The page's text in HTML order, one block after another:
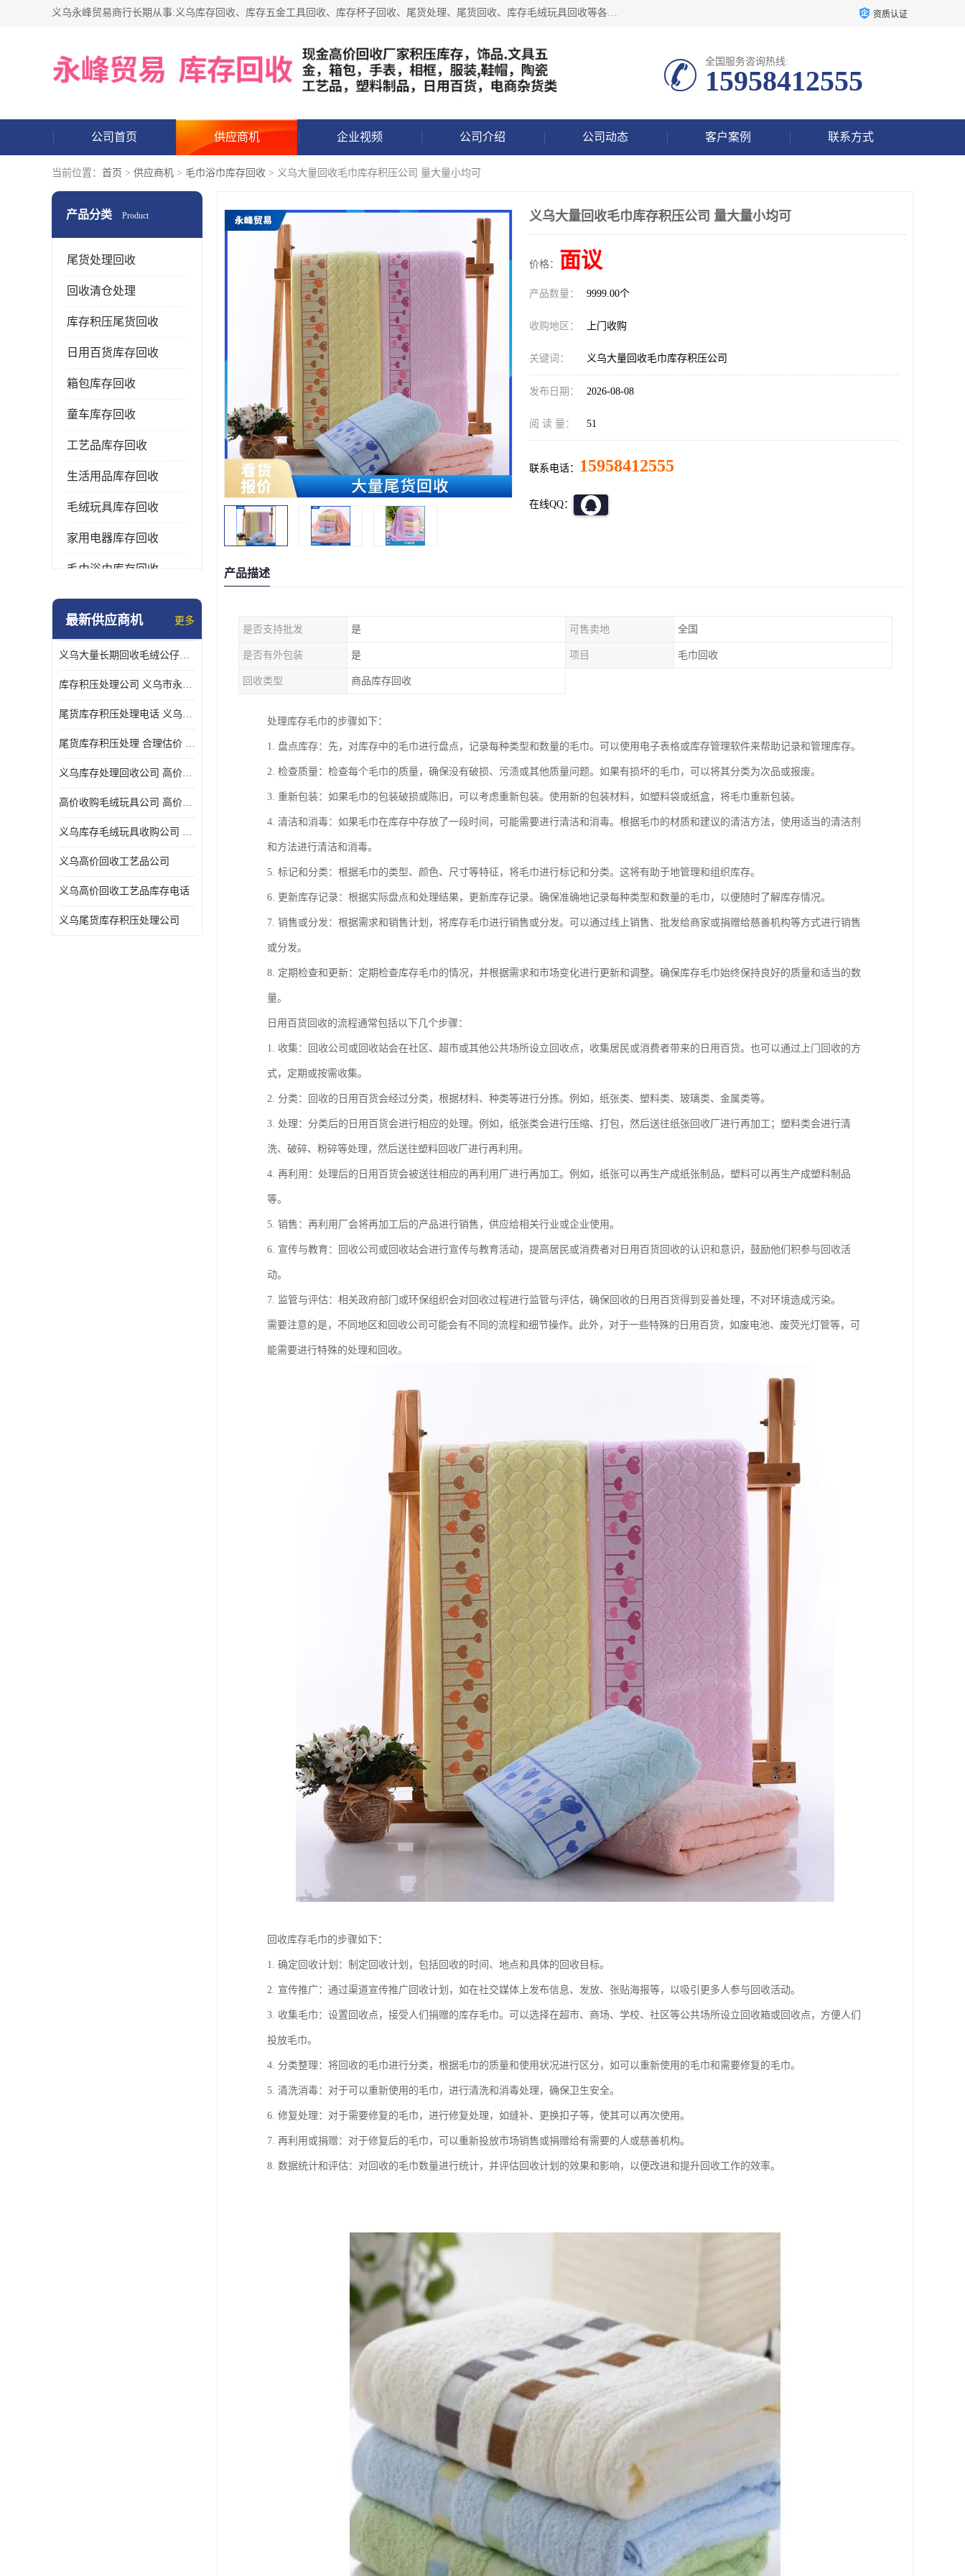
义乌永峰贸易商行长期从事:义乌库存回收、库存五金工具回收、库存杯子回收、尾货处理、尾货回收、库存毛绒玩具回收等各类产品库存回收，我们一直秉承：“，专业收购，价格从优，互惠互利，现金交易，价格公道”七大原则。欢迎有库存处理的老板来电洽谈! 资质认证
全国服务咨询热线:
15958412555
公司首页 供应商机 企业视频 公司介绍 公司动态 客户案例 联系方式
当前位置： 首页 > 供应商机 > 毛巾浴巾库存回收 > 义乌大量回收毛巾库存积压公司 量大量小均可
产品分类 Product
尾货处理回收
回收清仓处理
库存积压尾货回收
日用百货库存回收
箱包库存回收
童车库存回收
工艺品库存回收
生活用品库存回收
毛绒玩具库存回收
家用电器库存回收
毛巾浴巾库存回收
水杯保温杯库存回收
五金工具库存回收
库存厨具回收
最新供应商机 更多
义乌大量长期回收毛绒公仔公司 高价回收库存积压 高价回收 欢迎电话咨询
库存积压处理公司 义乌市永峰贸易商行
尾货库存积压处理电话 义乌市永峰贸易商行
尾货库存积压处理 合理估价 量大量小均可
义乌库存处理回收公司 高价回收库存积压 大量尾货回收
高价收购毛绒玩具公司 高价回收库存积压 回收库存 二手勿扰
义乌库存毛绒玩具收购公司 高价回收库存积压 义乌市永峰贸易商行
义乌高价回收工艺品公司
义乌高价回收工艺品库存电话
义乌尾货库存积压处理公司
义乌大量回收毛巾库存积压公司 量大量小均可
价格： 面议
产品数量： 9999.00个
收购地区： 上门收购
关键词： 义乌大量回收毛巾库存积压公司
发布日期： 2026-08-08
阅 读 量： 51
联系电话： 15958412555
在线QQ：
产品描述
是否支持批发 是 可售卖地 全国
是否有外包装 是 项目 毛巾回收
回收类型 商品库存回收
处理库存毛巾的步骤如下：
1. 盘点库存：先，对库存中的毛巾进行盘点，记录每种类型和数量的毛巾。可以使用电子表格或库存管理软件来帮助记录和管理库存。
2. 检查质量：检查每个毛巾的质量，确保没有破损、污渍或其他质量问题。如果有损坏的毛巾，可以将其分类为次品或报废。
3. 重新包装：如果毛巾的包装破损或陈旧，可以考虑重新包装。使用新的包装材料，如塑料袋或纸盒，将毛巾重新包装。
4. 清洁和消毒：如果毛巾在库存中存放了一段时间，可能需要进行清洁和消毒。根据毛巾的材质和建议的清洁方法，使用适当的清洁剂
和方法进行清洁和消毒。
5. 标记和分类：根据毛巾的类型、颜色、尺寸等特征，将毛巾进行标记和分类。这将有助于地管理和组织库存。
6. 更新库存记录：根据实际盘点和处理结果，更新库存记录。确保准确地记录每种类型和数量的毛巾，以便随时了解库存情况。
7. 销售或分发：根据需求和销售计划，将库存毛巾进行销售或分发。可以通过线上销售、批发给商家或捐赠给慈善机构等方式进行销售
或分发。
8. 定期检查和更新：定期检查库存毛巾的情况，并根据需求和市场变化进行更新和调整。确保库存毛巾始终保持良好的质量和适当的数
量。
日用百货回收的流程通常包括以下几个步骤：
1. 收集：回收公司或回收站会在社区、超市或其他公共场所设立回收点，收集居民或消费者带来的日用百货。也可以通过上门回收的方
式，定期或按需收集。
2. 分类：回收的日用百货会经过分类，根据材料、种类等进行分拣。例如，纸张类、塑料类、玻璃类、金属类等。
3. 处理：分类后的日用百货会进行相应的处理。例如，纸张类会进行压缩、打包，然后送往纸张回收厂进行再加工；塑料类会进行清
洗、破碎、粉碎等处理，然后送往塑料回收厂进行再利用。
4. 再利用：处理后的日用百货会被送往相应的再利用厂进行再加工。例如，纸张可以再生产成纸张制品，塑料可以再生产成塑料制品
等。
5. 销售：再利用厂会将再加工后的产品进行销售，供应给相关行业或企业使用。
6. 宣传与教育：回收公司或回收站会进行宣传与教育活动，提高居民或消费者对日用百货回收的认识和意识，鼓励他们积参与回收活
动。
7. 监管与评估：相关政府部门或环保组织会对回收过程进行监管与评估，确保回收的日用百货得到妥善处理，不对环境造成污染。
需要注意的是，不同地区和回收公司可能会有不同的流程和细节操作。此外，对于一些特殊的日用百货，如废电池、废荧光灯管等，可
能需要进行特殊的处理和回收。
回收库存毛巾的步骤如下：
1. 确定回收计划：制定回收计划，包括回收的时间、地点和具体的回收目标。
2. 宣传推广：通过渠道宣传推广回收计划，如在社交媒体上发布信息、发放、张贴海报等，以吸引更多人参与回收活动。
3. 收集毛巾：设置回收点，接受人们捐赠的库存毛巾。可以选择在超市、商场、学校、社区等公共场所设立回收箱或回收点，方便人们
投放毛巾。
4. 分类整理：将回收的毛巾进行分类，根据毛巾的质量和使用状况进行区分，如可以重新使用的毛巾和需要修复的毛巾。
5. 清洗消毒：对于可以重新使用的毛巾，进行清洗和消毒处理，确保卫生安全。
6. 修复处理：对于需要修复的毛巾，进行修复处理，如缝补、更换扣子等，使其可以再次使用。
7. 再利用或捐赠：对于修复后的毛巾，可以重新投放市场销售或捐赠给有需要的人或慈善机构。
8. 数据统计和评估：对回收的毛巾数量进行统计，并评估回收计划的效果和影响，以便改进和提升回收工作的效率。